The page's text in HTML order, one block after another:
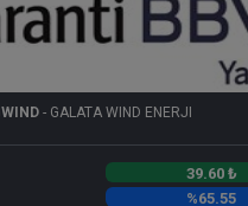
- GALATA WIND ENERJI
39.60 ₺
%65.55